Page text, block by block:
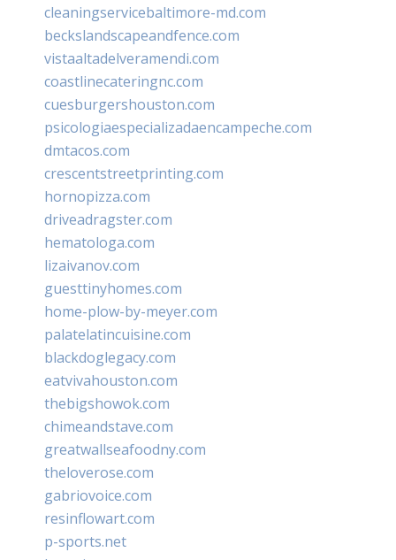
cleaningservicebaltimore-md.com
beckslandscapeandfence.com
vistaaltadelveramendi.com
coastlinecateringnc.com
cuesburgershouston.com
psicologiaespecializadaencampeche.com
dmtacos.com
crescentstreetprinting.com
hornopizza.com
driveadragster.com
hematologa.com
lizaivanov.com
guesttinyhomes.com
home-plow-by-meyer.com
palatelatincuisine.com
blackdoglegacy.com
eatvivahouston.com
thebigshowok.com
chimeandstave.com
greatwallseafoodny.com
theloverose.com
gabriovoice.com
resinflowart.com
p-sports.net